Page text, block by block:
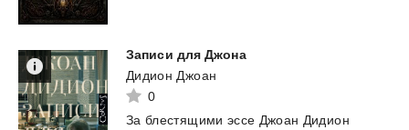
Записи для Джона
Дидион Джоан
0
За блестящими эссе Джоан Дидион